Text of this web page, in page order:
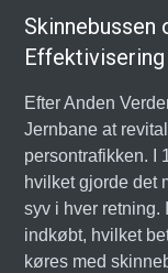
Skinnebussen
Effektivisering
Efter Anden
Jernbane at
persontrafikken. I
hvilket gjorde det
syv i hver retning.
indkøbt, hvilket
køres med